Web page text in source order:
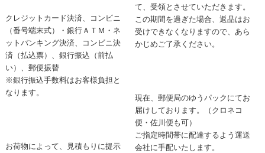
クレジットカード決済、コンビニ
（番号端末式）・銀行ＡＴＭ・ネ
ットバンキング決済、コンビニ決
済（払込票）、銀行振込（前払
い）、郵便振替
※銀行振込手数料はお客様負担と
なります。
お荷物によって、見積もりに提示
て、受領とさせていただきます。
この期間を過ぎた場合、返品はお
受けできなくなりますので、あら
かじめご了承ください。
現在、郵便局のゆうパックにてお
届けしております。（クロネコ
便・佐川便も可）
ご指定時間帯に配達するよう運送
会社に手配いたします。